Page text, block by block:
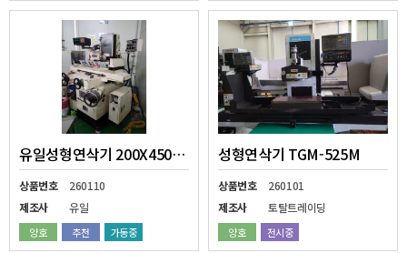
유일성형연삭기 200X450MM
상품번호
260110
제조사
유일
양호 추천 가동중
성형연삭기 TGM-525M
상품번호
260101
제조사
토탈트레이딩
양호 전시중